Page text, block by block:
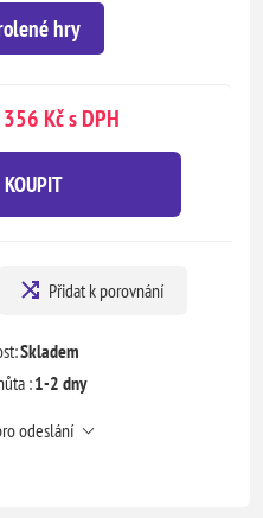
hry
356 Kč s DPH
KOUPIT
Přidat k porovnání
Skladem
:1-2 dny
odeslání